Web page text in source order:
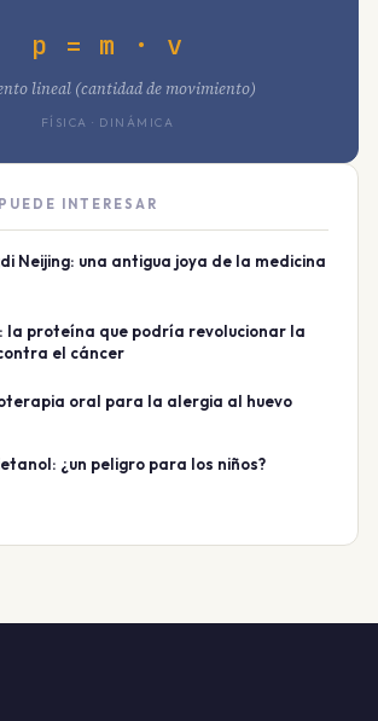
p = m · v
lineal (cantidad de movimiento)
FÍSICA · DINÁMICA
INTERESAR
Neijing: una antigua joya de la medicina
la proteína que podría revolucionar la
el cáncer
oral para la alergia al huevo
¿un peligro para los niños?